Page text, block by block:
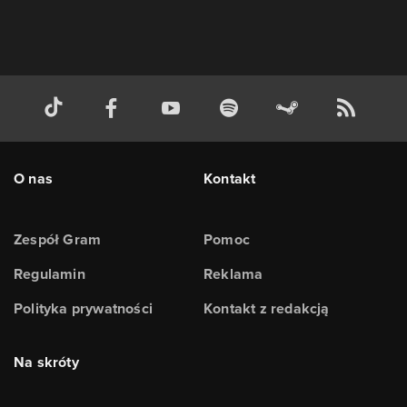
O nas
Zespół Gram
Regulamin
Polityka prywatności
Kontakt
Pomoc
Reklama
Kontakt z redakcją
Na skróty